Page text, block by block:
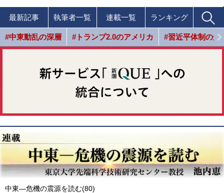
最新記事 執筆者一覧 連載一覧 ランキング
#中東動乱の深層 #トランプ2.0のアメリカ #習近平体制の光
中東―危機の震源を読む(80)